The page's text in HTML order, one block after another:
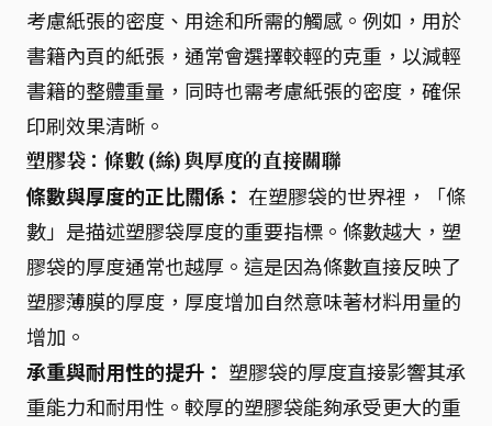
考慮紙張的密度、用途和所需的觸感。例如，用於
書籍內頁的紙張，通常會選擇較輕的克重，以減輕
書籍的整體重量，同時也需考慮紙張的密度，確保
印刷效果清晰。
塑膠袋：條數 (絲) 與厚度的直接關聯
條數與厚度的正比關係： 在塑膠袋的世界裡，「條
數」是描述塑膠袋厚度的重要指標。條數越大，塑
膠袋的厚度通常也越厚。這是因為條數直接反映了
塑膠薄膜的厚度，厚度增加自然意味著材料用量的
增加。
承重與耐用性的提升： 塑膠袋的厚度直接影響其承
重能力和耐用性。較厚的塑膠袋能夠承受更大的重